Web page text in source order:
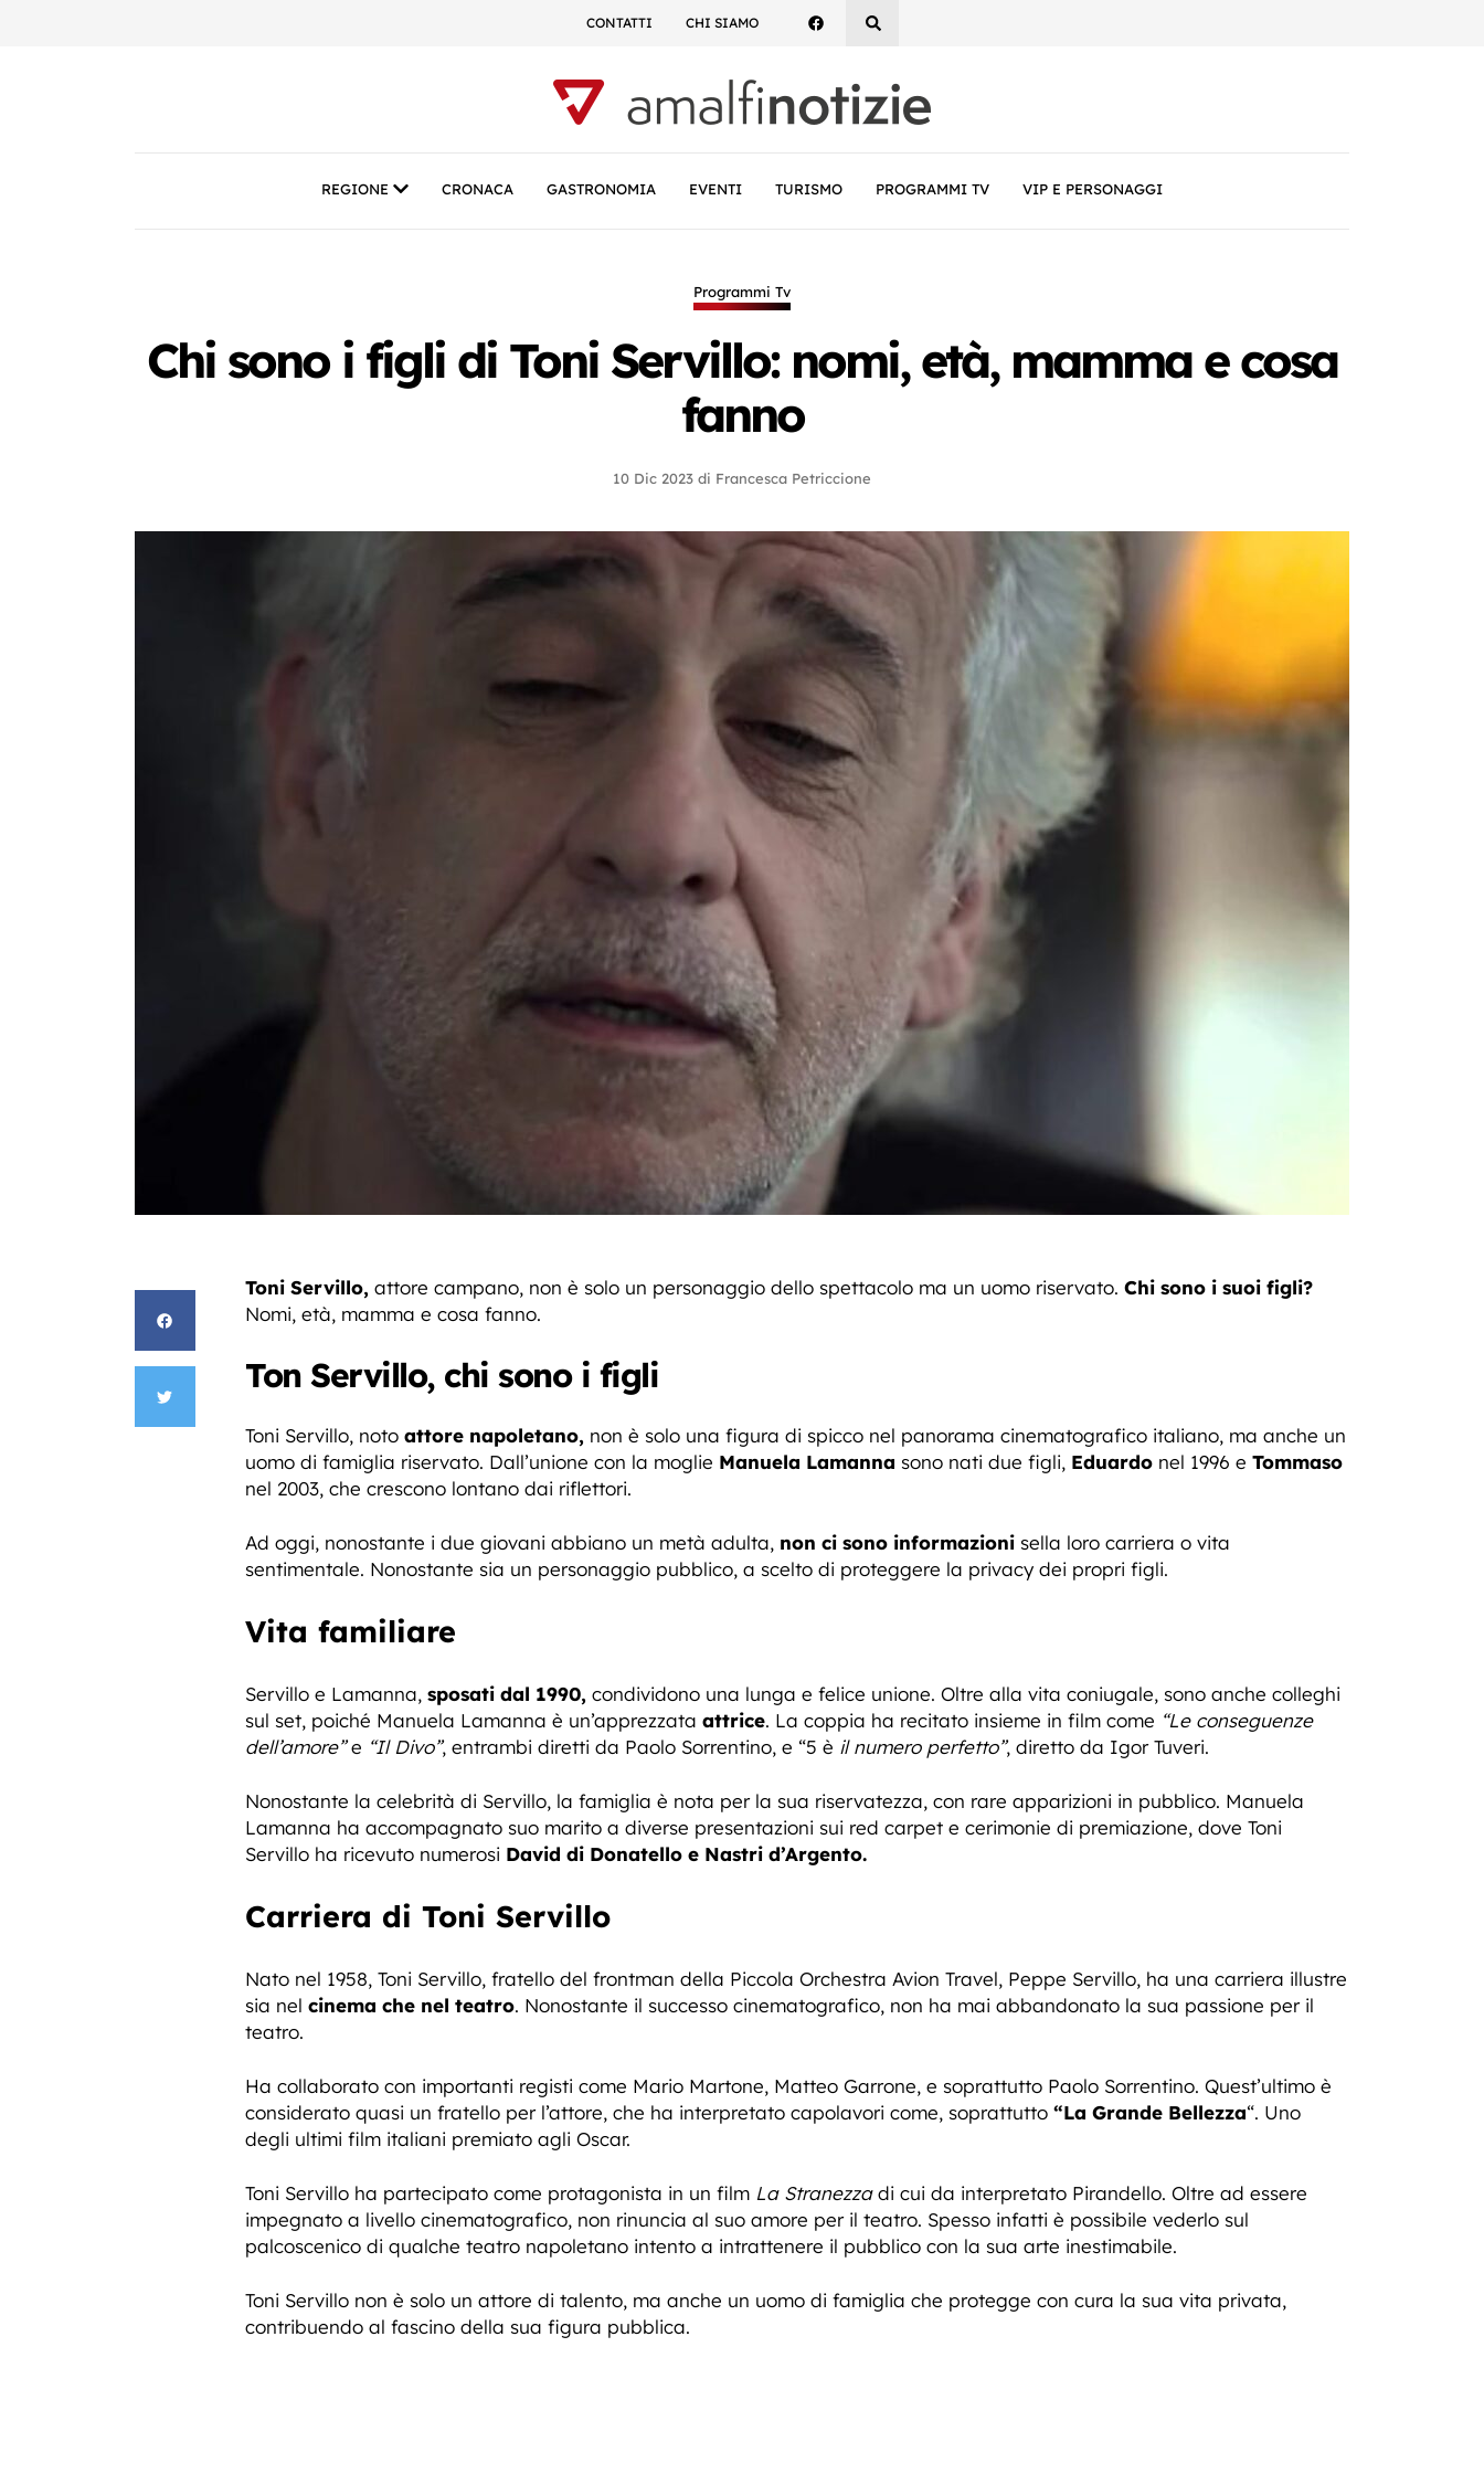
CONTATTI CHI SIAMO
REGIONE CRONACA GASTRONOMIA EVENTI TURISMO PROGRAMMI TV VIP E PERSONAGGI
Programmi Tv
Chi sono i figli di Toni Servillo: nomi, età, mamma e cosa
fanno
10 Dic 2023 di Francesca Petriccione
Toni Servillo, attore campano, non è solo un personaggio dello spettacolo ma un uomo riservato. Chi sono i suoi figli?
Nomi, età, mamma e cosa fanno.
Ton Servillo, chi sono i figli
Toni Servillo, noto attore napoletano, non è solo una figura di spicco nel panorama cinematografico italiano, ma anche un
uomo di famiglia riservato. Dall’unione con la moglie Manuela Lamanna sono nati due figli, Eduardo nel 1996 e Tommaso
nel 2003, che crescono lontano dai riflettori.
Ad oggi, nonostante i due giovani abbiano un metà adulta, non ci sono informazioni sella loro carriera o vita
sentimentale. Nonostante sia un personaggio pubblico, a scelto di proteggere la privacy dei propri figli.
Vita familiare
Servillo e Lamanna, sposati dal 1990, condividono una lunga e felice unione. Oltre alla vita coniugale, sono anche colleghi
sul set, poiché Manuela Lamanna è un’apprezzata attrice. La coppia ha recitato insieme in film come “Le conseguenze
dell’amore”e “Il Divo”, entrambi diretti da Paolo Sorrentino, e “5 è il numero perfetto”, diretto da Igor Tuveri.
Nonostante la celebrità di Servillo, la famiglia è nota per la sua riservatezza, con rare apparizioni in pubblico. Manuela
Lamanna ha accompagnato suo marito a diverse presentazioni sui red carpet e cerimonie di premiazione, dove Toni
Servillo ha ricevuto numerosi David di Donatello e Nastri d’Argento.
Carriera di Toni Servillo
Nato nel 1958, Toni Servillo, fratello del frontman della Piccola Orchestra Avion Travel, Peppe Servillo, ha una carriera illustre
sia nel cinema che nel teatro. Nonostante il successo cinematografico, non ha mai abbandonato la sua passione per il
teatro.
Ha collaborato con importanti registi come Mario Martone, Matteo Garrone, e soprattutto Paolo Sorrentino. Quest’ultimo è
considerato quasi un fratello per l’attore, che ha interpretato capolavori come, soprattutto “La Grande Bellezza“. Uno
degli ultimi film italiani premiato agli Oscar.
Toni Servillo ha partecipato come protagonista in un film La Stranezzadi cui da interpretato Pirandello. Oltre ad essere
impegnato a livello cinematografico, non rinuncia al suo amore per il teatro. Spesso infatti è possibile vederlo sul
palcoscenico di qualche teatro napoletano intento a intrattenere il pubblico con la sua arte inestimabile.
Toni Servillo non è solo un attore di talento, ma anche un uomo di famiglia che protegge con cura la sua vita privata,
contribuendo al fascino della sua figura pubblica.